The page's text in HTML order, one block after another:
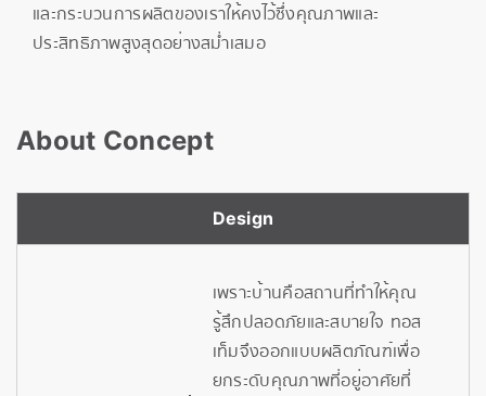
และกระบวนการผลิตของเราให้คงไว้ซึ่งคุณภาพและ
ประสิทธิภาพสูงสุดอย่างสม่ำเสมอ
About Concept
Design
เพราะบ้านคือสถานที่ทำให้คุณ
รู้สึกปลอดภัยและสบายใจ ทอส
เท็มจึงออกแบบผลิตภัณฑ์เพื่อ
ยกระดับคุณภาพที่อยู่อาศัยที่